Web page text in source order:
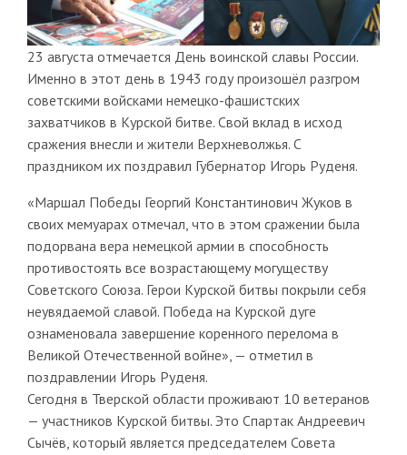
23 августа отмечается День воинской славы России.
Именно в этот день в 1943 году произошёл разгром
советскими войсками немецко-фашистских
захватчиков в Курской битве. Свой вклад в исход
сражения внесли и жители Верхневолжья. С
праздником их поздравил Губернатор Игорь Руденя.
«Маршал Победы Георгий Константинович Жуков в
своих мемуарах отмечал, что в этом сражении была
подорвана вера немецкой армии в способность
противостоять все возрастающему могуществу
Советского Союза. Герои Курской битвы покрыли себя
неувядаемой славой. Победа на Курской дуге
ознаменовала завершение коренного перелома в
Великой Отечественной войне», — отметил в
поздравлении Игорь Руденя.
Сегодня в Тверской области проживают 10 ветеранов
— участников Курской битвы. Это Спартак Андреевич
Сычёв, который является председателем Совета